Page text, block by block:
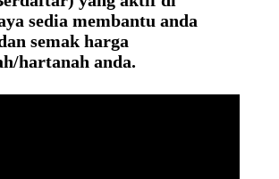
sedia membantu anda
semak harga
hartanah anda.